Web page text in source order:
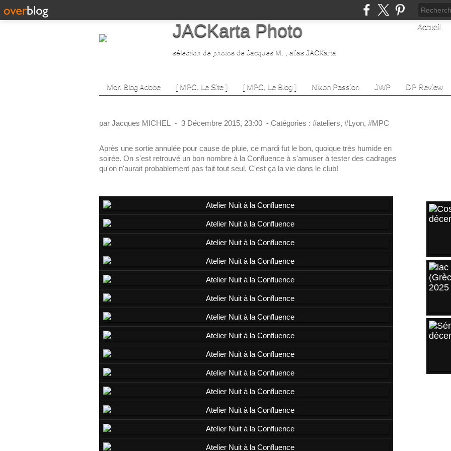
JACKarta Photo
sélection de photos de Jacques M. , alias JACKarta
Accueil
Mon Blog Adobe [ MPC, Le Site ] [ MPC, Le Blog ] Nikon Passion JWP DP Review
par Jacques MICHEL - 3 Décembre 2015, 23:00 - Catégories : #ateliers, #Lyon, #MPC
Après une sortie annulée pour cause de pluie, ce mardi fut le bon, quoique très humide en
soirée. On s'est retrouvé un bon nombre à la Confluence à s'amuser à tester des cadrages
qu'on n'aurait probablement pas fait tout seul. C'est ça la vie dans le club!